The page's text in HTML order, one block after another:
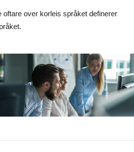
over korleis språket definerer